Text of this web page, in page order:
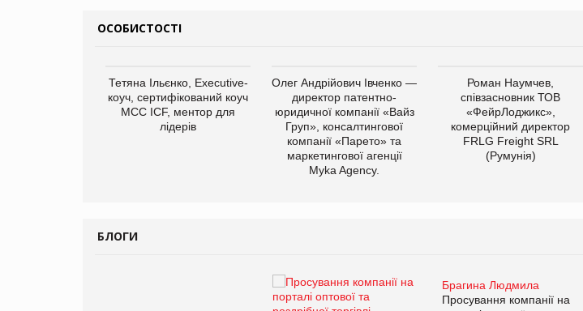
ОСОБИСТОСТІ
Тетяна Ільєнко, Executive-
коуч, сертифікований коуч
МСС ICF, ментор для
лідерів
Олег Андрійович Івченко —
директор патентно-
юридичної компанії «Вайз
Груп», консалтингової
компанії «Парето» та
маркетингової агенції
Myka Agency.
Роман Наумчев,
співзасновник ТОВ
«ФейрЛоджикс»,
комерційний директор
FRLG Freight SRL
(Румунія)
БЛОГИ
Брагина Людмила
Просування компанії на